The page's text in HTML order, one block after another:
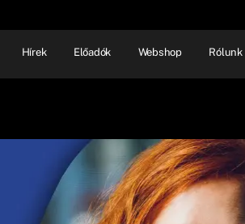
Hírek Előadók Webshop Rólunk